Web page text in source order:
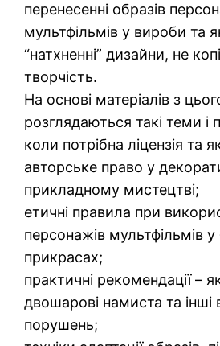
перенесенні образів
мультфільмів у вироби та
“натхненні” дизайни, не
творчість.
На основі матеріалів з
розглядаються такі теми і
коли потрібна ліцензія та
авторське право у
прикладному мистецтві;
етичні правила при
персонажів мультфільмів у
прикрасах;
практичні рекомендації –
двошарові намиста та інші
порушень;